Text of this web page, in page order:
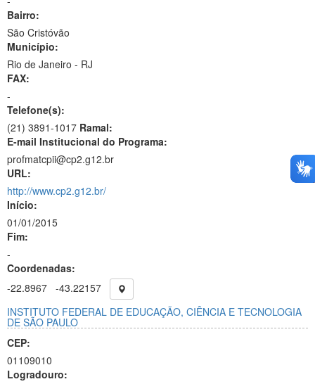
Bairro:
São Cristóvão
Município:
Rio de Janeiro - RJ
FAX:
-
Telefone(s):
(21) 3891-1017 Ramal:
E-mail Institucional do Programa:
profmatcpii@cp2.g12.br
URL:
http://www.cp2.g12.br/
Início:
01/01/2015
Fim:
-
Coordenadas:
-22.8967 -43.22157
INSTITUTO FEDERAL DE EDUCAÇÃO, CIÊNCIA E TECNOLOGIA
DE SÃO PAULO
CEP:
01109010
Logradouro: